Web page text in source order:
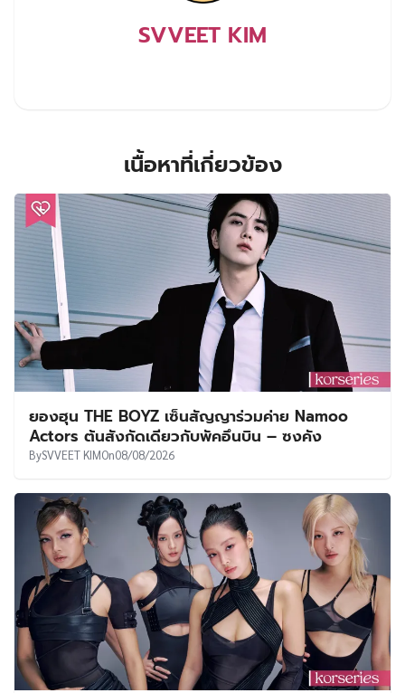
SVVEET KIM
เนื้อหาที่เกี่ยวข้อง
ยองฮุน THE BOYZ เซ็นสัญญาร่วมค่าย Namoo
Actors ต้นสังกัดเดียวกับพัคอึนบิน – ซงคัง
BySVVEET KIMOn08/08/2026